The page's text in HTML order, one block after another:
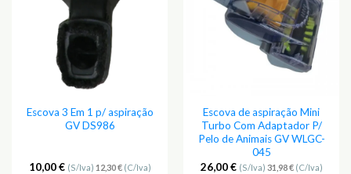
Escova 3 Em 1 p/ aspiração
GV DS986
10,00€ (S/Iva) 12,30€(C/Iva)
Escova de aspiração Mini
Turbo Com Adaptador P/
Pelo de Animais GV WLGC-
045
26,00€ (S/Iva) 31,98€(C/Iva)